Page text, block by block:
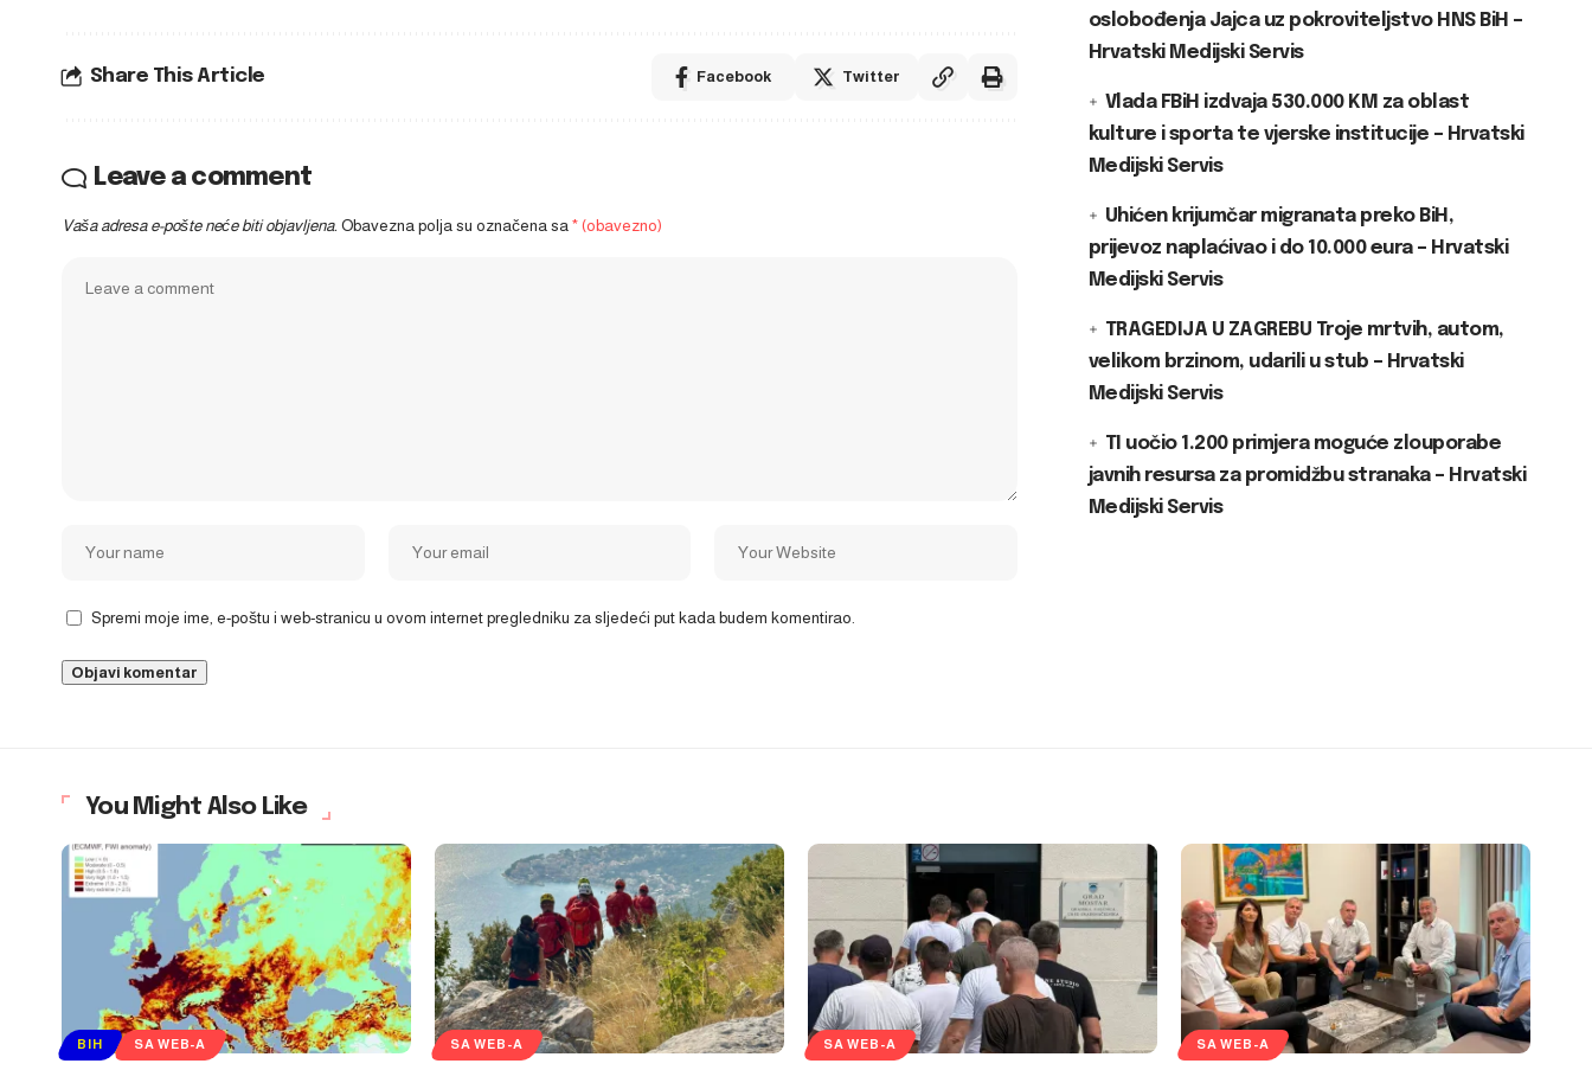
Share This Article Facebook Twitter
Leave a comment
Vaša adresa e-pošte neće biti objavljena. Obavezna polja su označena sa * (obavezno)
Spremi moje ime, e-poštu i web-stranicu u ovom internet pregledniku za sljedeći put kada budem komentirao.
oslobođenja Jajca uz pokroviteljstvo HNS BiH –
Hrvatski Medijski Servis
Vlada FBiH izdvaja 530.000 KM za oblast
kulture i sporta te vjerske institucije – Hrvatski
Medijski Servis
Uhićen krijumčar migranata preko BiH,
prijevoz naplaćivao i do 10.000 eura – Hrvatski
Medijski Servis
TRAGEDIJA U ZAGREBU Troje mrtvih, autom,
velikom brzinom, udarili u stub – Hrvatski
Medijski Servis
TI uočio 1.200 primjera moguće zlouporabe
javnih resursa za promidžbu stranaka – Hrvatski
Medijski Servis
You Might Also Like
BIH SA WEB-A SA WEB-A SA WEB-A SA WEB-A